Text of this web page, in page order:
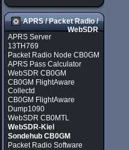
APRS / Packet Radio /
WebSDR
APRS Server
13TH769
Packet Radio Node CB0GM
APRS Pass Calculator
WebSDR CB0GM
CB0GM FlightAware
Collectd
CB0GM FlightAware
Dump1090
WebSDR CB0MTL
WebSDR-Kiel
Sondehub CB0GM
Packet Radio Software